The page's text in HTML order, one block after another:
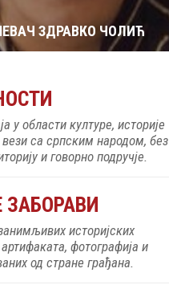
ЗДРАВКО ЧОЛИЋ
у области културе, историје
са српским народом, без
и говорно подручје.
ЗАБОРАВИ
историјских
фотографија и
од стране грађана.